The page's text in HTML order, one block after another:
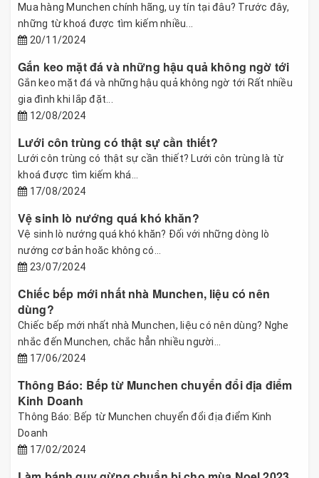
Mua hàng Munchen chính hãng, uy tín tại đâu? Trước đây,
những từ khoá được tìm kiếm nhiều...
20/11/2024
Gắn keo mặt đá và những hậu quả không ngờ tới
Gắn keo mặt đá và những hậu quả không ngờ tới Rất nhiều
gia đình khi lắp đặt...
12/08/2024
Lưới côn trùng có thật sự cần thiết?
Lưới côn trùng có thật sự cần thiết? Lưới côn trùng là từ
khoá được tìm kiếm khá...
17/08/2024
Vệ sinh lò nướng quá khó khăn?
Vệ sinh lò nướng quá khó khăn? Đối với những dòng lò
nướng cơ bản hoăc không có...
23/07/2024
Chiếc bếp mới nhất nhà Munchen, liệu có nên
dùng?
Chiếc bếp mới nhất nhà Munchen, liệu có nên dùng? Nghe
nhắc đến Munchen, chắc hẳn nhiều người...
17/06/2024
Thông Báo: Bếp từ Munchen chuyển đổi địa điểm
Kinh Doanh
Thông Báo: Bếp từ Munchen chuyển đổi địa điểm Kinh
Doanh
17/02/2024